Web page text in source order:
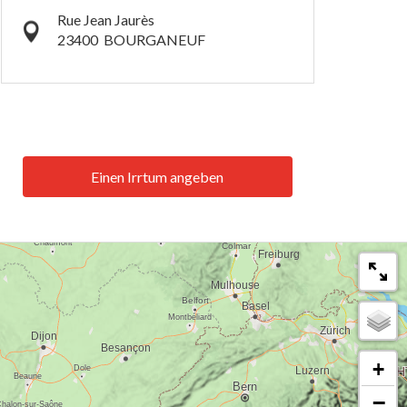
Rue Jean Jaurès
23400 BOURGANEUF
Einen Irrtum angeben
+